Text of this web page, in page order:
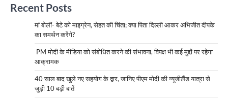
Recent Posts
मां बोलीं- बेटे को माइग्रेन, सेहत की चिंता; क्या पिता दिल्ली आकर अभिजीत दीपके
का समर्थन करेंगे?
PM मोदी के मीडिया को संबोधित करने की संभावना, विपक्ष भी कई मुद्दों पर रहेगा
आक्रामक
40 साल बाद खुले नए सहयोग के द्वार, जानिए पीएम मोदी की न्यूजीलैंड यात्रा से
जुड़ी 10 बड़ी बातें